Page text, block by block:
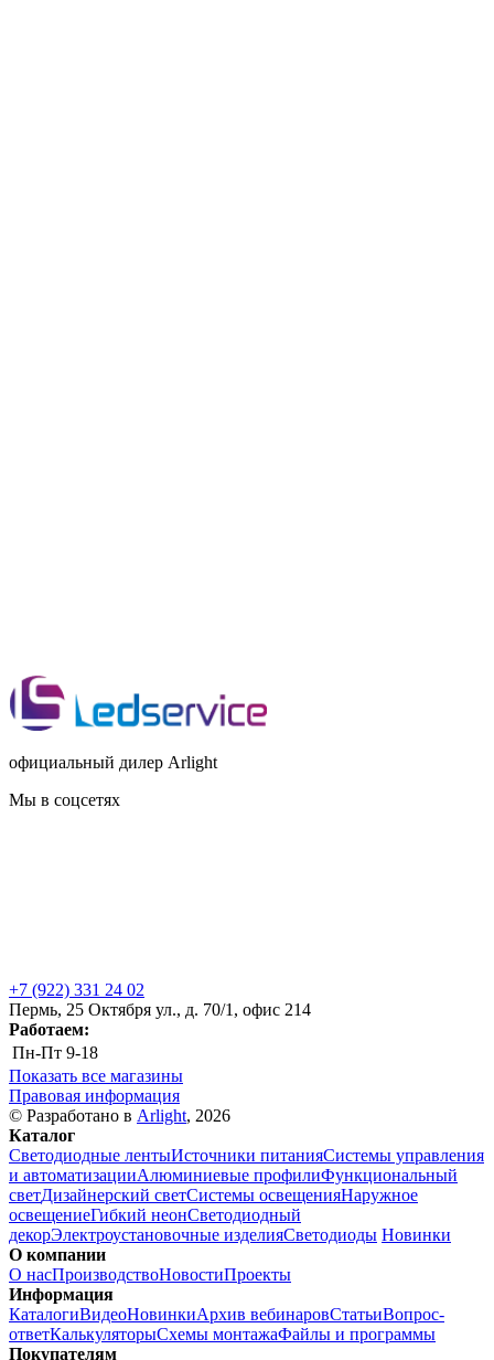
официальный дилер Arlight
Мы в соцсетях
+7 (922) 331 24 02
Пермь, 25 Октября ул., д. 70/1, офис 214
Работаем:
Пн-Пт 9-18
Показать все магазины
Правовая информация
© Разработано в Arlight, 2026
Каталог
Светодиодные лентыИсточники питанияСистемы управления
и автоматизацииАлюминиевые профилиФункциональный
светДизайнерский светСистемы освещенияНаружное
освещениеГибкий неонСветодиодный
декорЭлектроустановочные изделияСветодиоды Новинки
О компании
О насПроизводствоНовостиПроекты
Информация
КаталогиВидеоНовинкиАрхив вебинаровСтатьиВопрос-
ответКалькуляторыСхемы монтажаФайлы и программы
Покупателям